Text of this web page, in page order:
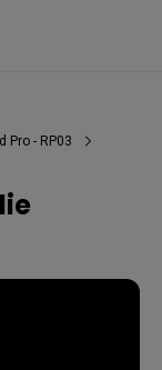
Pro - RP03